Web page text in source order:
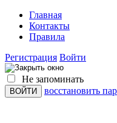
Главная
Контакты
Правила
Регистрация Войти
Не запоминать
восстановить